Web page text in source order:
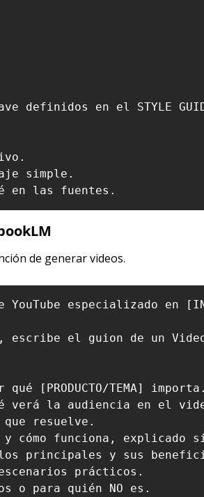
definidos en el STYLE
simple.
en las fuentes.
de generar videos.
especializado en
el guion de un Video
[PRODUCTO/TEMA] importa.
verá la audiencia en el
resuelve.
y cómo funciona, explicado
principales y sus
prácticos.
o para quién NO es.